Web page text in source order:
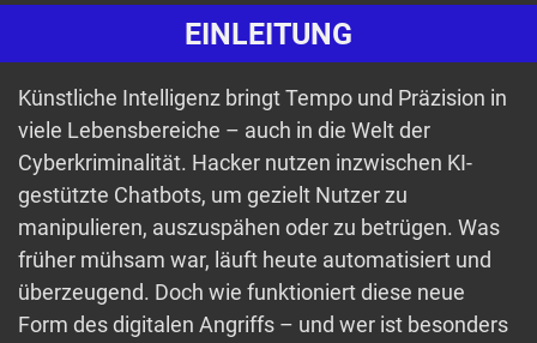
EINLEITUNG
Künstliche Intelligenz bringt Tempo und Präzision in
viele Lebensbereiche – auch in die Welt der
Cyberkriminalität. Hacker nutzen inzwischen KI-
gestützte Chatbots, um gezielt Nutzer zu
manipulieren, auszuspähen oder zu betrügen. Was
früher mühsam war, läuft heute automatisiert und
überzeugend. Doch wie funktioniert diese neue
Form des digitalen Angriffs – und wer ist besonders